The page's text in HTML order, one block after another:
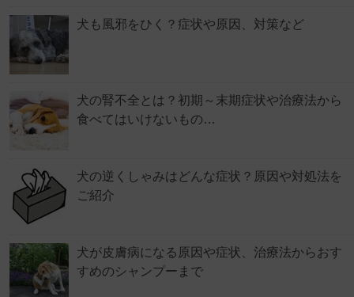
犬も風邪をひく？症状や原因、対策など
犬の腎不全とは？初期～末期症状や治療法から
食べてはいけないもの…
犬の逆くしゃみはどんな症状？原因や対処法を
ご紹介
犬が皮膚病になる原因や症状、治療法からおす
すめのシャンプーまで